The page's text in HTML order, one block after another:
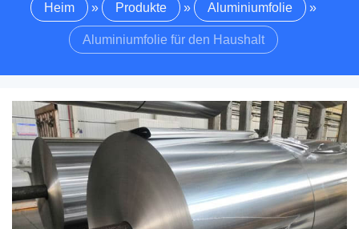
Heim » Produkte » Aluminiumfolie »
Aluminiumfolie für den Haushalt